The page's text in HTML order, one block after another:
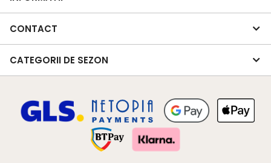
CONTACT
CATEGORII DE SEZON